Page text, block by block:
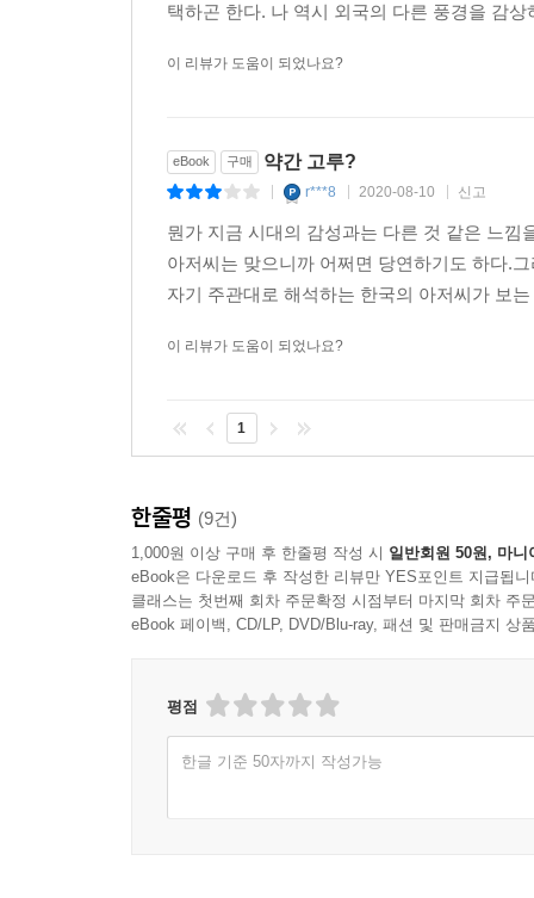
택하곤 한다. 나 역시 외국의 다른 풍경을 감
이 리뷰가 도움이 되었나요?
eBook 구매 약간 고루?
r***8 2020-08-10 신고
뭔가 지금 시대의 감성과는 다른 것 같은 느
아저씨는 맞으니까 어쩌면 당연하기도 하다.
자기 주관대로 해석하는 한국의 아저씨가 보
이 리뷰가 도움이 되었나요?
1
한줄평 (9건)
1,000원 이상 구매 후 한줄평 작성 시 일반회원 50원, 마니
eBook은 다운로드 후 작성한 리뷰만 YES포인트 지급됩니
클래스는 첫번째 회차 주문확정 시점부터 마지막 회차 주
eBook 페이백, CD/LP, DVD/Blu-ray, 패션 및 판매금지 상
평점
한글 기준 50자까지 작성가능